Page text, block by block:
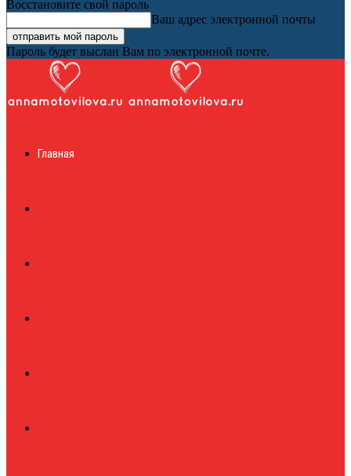
Восстановите свой пароль
Ваш адрес электронной почты
Пароль будет выслан Вам по электронной почте.
журналГлавная